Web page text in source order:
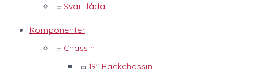
Svart låda
Komponenter
Chassin
19" Rackchassin